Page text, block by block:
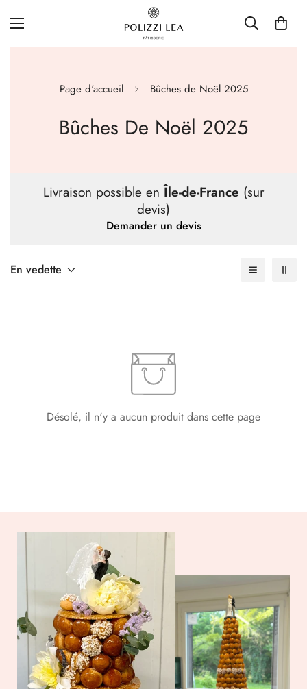
Page d'accueil Bûches de Noël 2025
Bûches De Noël 2025
Livraison possible enÎle-de-France (sur
devis)
Demander un devis
En vedette
Désolé, il n'y a aucun produit dans cette page